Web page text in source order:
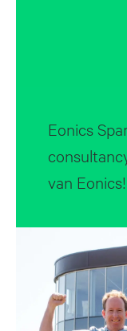
Eonics
van Eonics!